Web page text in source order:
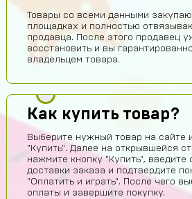
Товары со всеми данными
площадках и полностью
продавца. После этого продавец
восстановить и вы
владельцем товара.
Как купить товар?
Выберите нужный товар на сайте
"Купить". Далее на открывшейся
нажмите кнопку "Купить", введите
доставки заказа и подтвердите
"Оплатить и играть". После чего
оплаты и завершите покупку.